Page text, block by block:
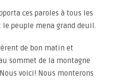
ces paroles à tous les
peuple mena grand deuil.
de bon matin et
sommet de la montagne
voici! Nous monterons